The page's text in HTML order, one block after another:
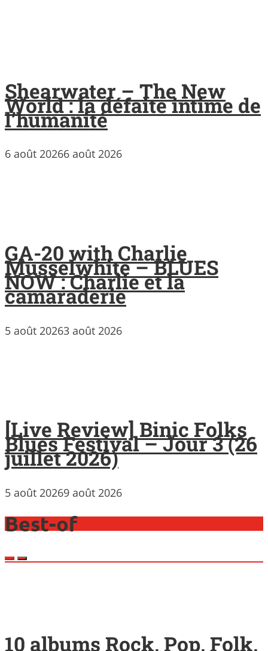
Shearwater – The New
World : la défaite intime de
l’humanité
6 août 20266 août 2026
GA-20 with Charlie
Musselwhite – BLUES
NOW : Charlie et la
camaraderie
5 août 20263 août 2026
[Live Review] Binic Folks
Blues Festival – Jour 3 (26
juillet 2026)
5 août 20269 août 2026
Best-of
10 albums Rock, Pop, Folk,